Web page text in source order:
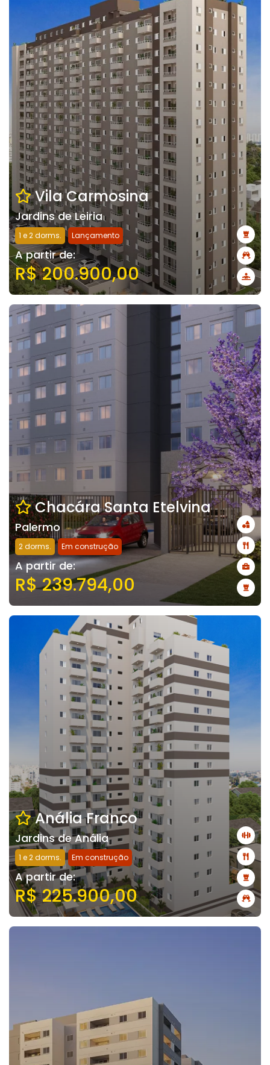
Vila Carmosina
Jardins de Leiria
1 e 2 dorms. Lançamento
A partir de:
R$ 200.900,00
Chacára Santa Etelvina
Palermo
2 dorms. Em construção
A partir de:
R$ 239.794,00
Anália Franco
Jardins de Anália
1 e 2 dorms. Em construção
A partir de:
R$ 225.900,00